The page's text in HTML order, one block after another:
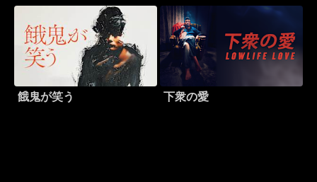
餓鬼が笑う 下衆の愛